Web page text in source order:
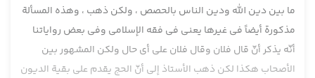
ما بين دين الله ودين الناس بالحصص ، ولكن ذهب ، وهذه المسألة
مذكورة أيضاً في غيرها يعني في فقه الإسلامي وفي بعض رواياتنا
أنّه يذكر أنّ قال فلان وقال فلان على أي حال ولكن المشهور بين
الأصحاب هكذا لكن ذهب الأستاذ إلى أنّ الحج يقدم على بقية الديون